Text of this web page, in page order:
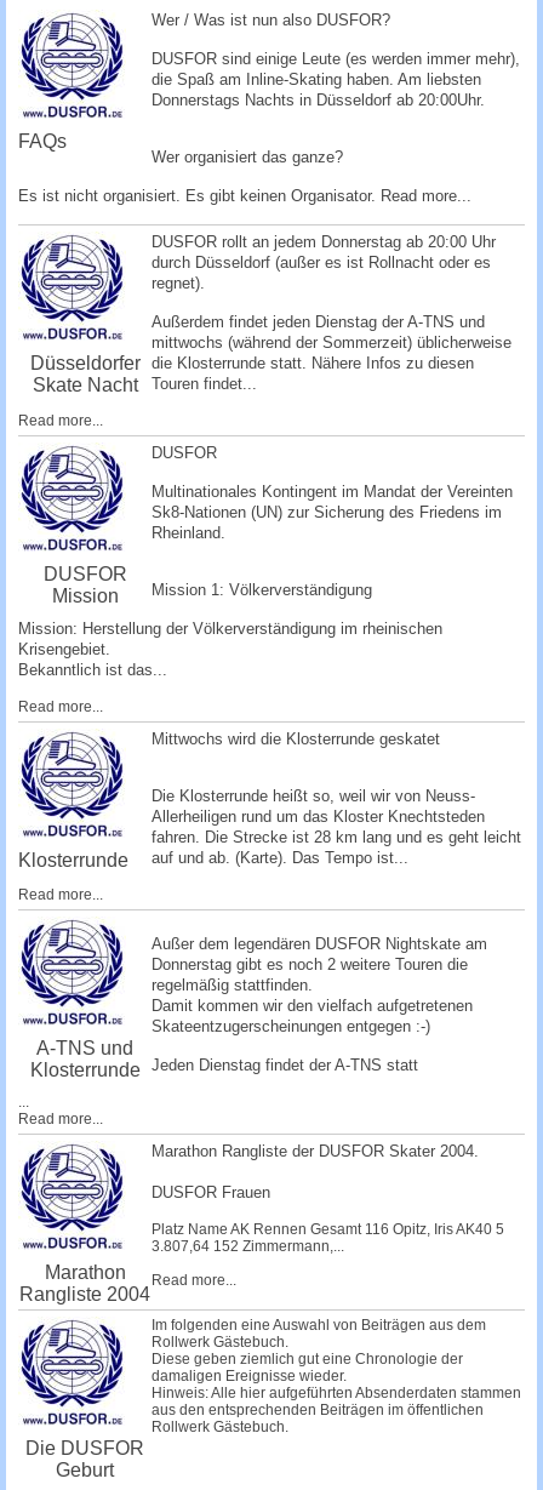
FAQs
Wer / Was ist nun also DUSFOR?
DUSFOR sind einige Leute (es werden immer mehr),
die Spaß am Inline-Skating haben. Am liebsten
Donnerstags Nachts in Düsseldorf ab 20:00Uhr.
Wer organisiert das ganze?
Es ist nicht organisiert. Es gibt keinen Organisator. Read more...
Düsseldorfer
Skate Nacht
DUSFOR rollt an jedem Donnerstag ab 20:00 Uhr
durch Düsseldorf (außer es ist Rollnacht oder es
regnet).
Außerdem findet jeden Dienstag der A-TNS und
mittwochs (während der Sommerzeit) üblicherweise
die Klosterrunde statt. Nähere Infos zu diesen
Touren findet...
Read more...
DUSFOR
Mission
DUSFOR
Multinationales Kontingent im Mandat der Vereinten
Sk8-Nationen (UN) zur Sicherung des Friedens im
Rheinland.
Mission 1: Völkerverständigung
Mission: Herstellung der Völkerverständigung im rheinischen
Krisengebiet.
Bekanntlich ist das...
Read more...
Klosterrunde
Mittwochs wird die Klosterrunde geskatet
Die Klosterrunde heißt so, weil wir von Neuss-
Allerheiligen rund um das Kloster Knechtsteden
fahren. Die Strecke ist 28 km lang und es geht leicht
auf und ab. (Karte). Das Tempo ist...
Read more...
A-TNS und
Klosterrunde
­Außer dem legendären DUSFOR Nightskate am
Donnerstag gibt es noch 2 weitere Touren die
regelmäßig stattfinden.
Damit kommen wir den vielfach aufgetretenen
Skateentzugerscheinungen entgege­n :-)
Jeden Dienstag findet der A-TNS statt
...
Read more...
Marathon
Rangliste 2004
Marathon Rangliste der DUSFOR Skater 2004.
DUSFOR Frauen
Platz Name AK Rennen Gesamt 116 Opitz, IrisAK40 5
3.807,64 152 Zimmermann,...
Read more...
Die DUSFOR
Geburt
Im folgenden eine Auswahl von Beiträgen aus dem
Rollwerk Gästebuch.
Diese geben ziemlich gut eine Chronologie der
damaligen Ereignisse wieder.
Hinweis: Alle hier aufgeführten Absenderdaten stammen
aus den entsprechenden Beiträgen im öffentlichen
Rollwerk Gästebuch.